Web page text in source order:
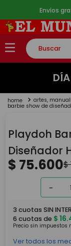
Envíos
Buscar
TÉRMINOS MÁS
2.
lego
4
monopatin
5. toy story
artes,
barbie show de
Playdoh
Diseñador
$ 75.600$
－
3 cuotas SIN
6 cuotas de $ 16.
Precio sin impuestos
Ver todos los